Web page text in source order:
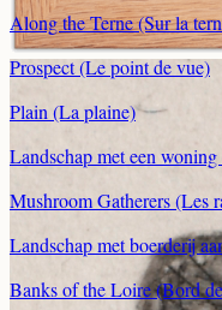
Along the Terne (Sur la
Prospect (Le point de vue)
Plain (La plaine)
Landschap met een
Mushroom Gatherers (Les
Landschap met boerderij
Banks of the Loire (Bord